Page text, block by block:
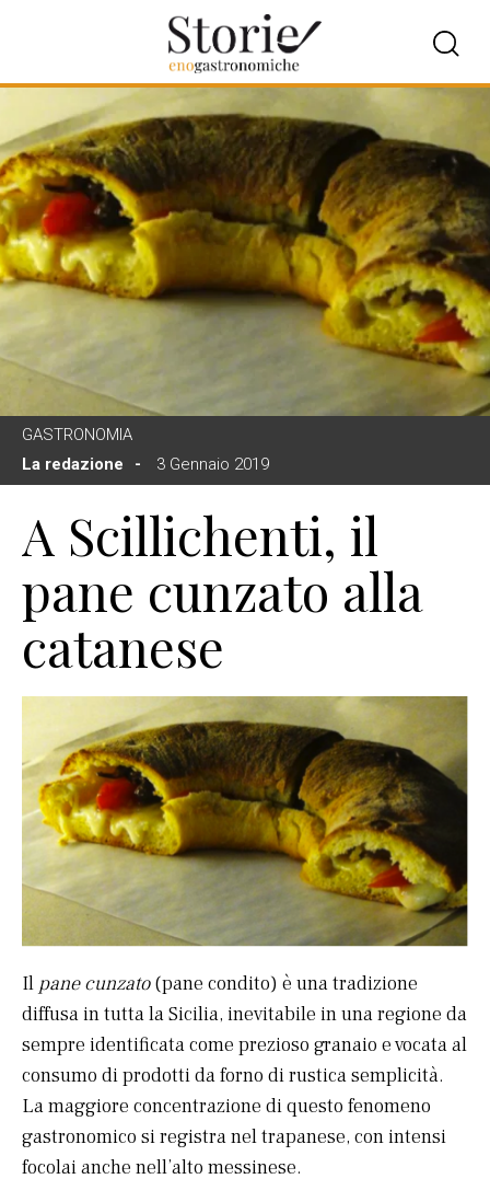
GASTRONOMIA
La redazione
3 Gennaio 2019
A Scillichenti, il
pane cunzato alla
catanese
Il pane cunzato(pane condito) è una tradizione
diffusa in tutta la Sicilia, inevitabile in una regione da
sempre identificata come prezioso granaio e vocata al
consumo di prodotti da forno di rustica semplicità.
La maggiore concentrazione di questo fenomeno
gastronomico si registra nel trapanese, con intensi
focolai anche nell’alto messinese.